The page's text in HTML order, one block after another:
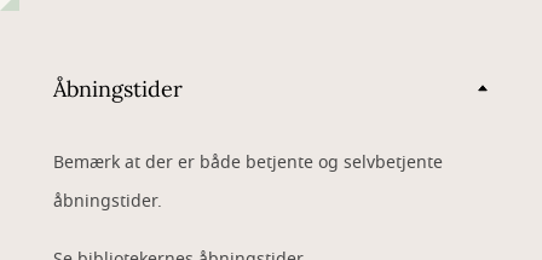
Åbningstider
Bemærk at der er både betjente og selvbetjente
åbningstider.